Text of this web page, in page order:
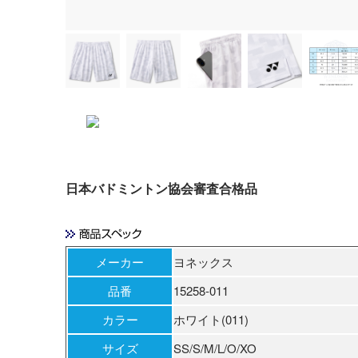
日本バドミントン協会審査合格品
メーカー
ヨネックス
品番
15258-011
カラー
ホワイト(011)
サイズ
SS/S/M/L/O/XO